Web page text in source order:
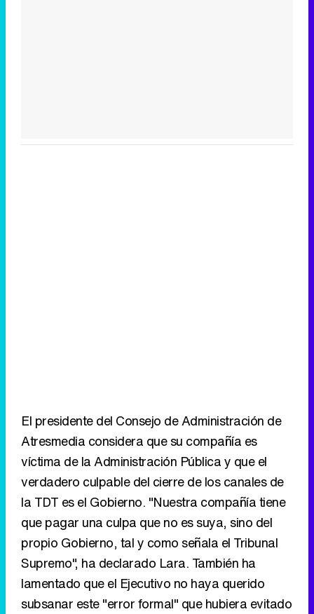
El presidente del Consejo de Administración de
Atresmedia considera que su compañía es
víctima de la Administración Pública y que el
verdadero culpable del cierre de los canales de
la TDT es el Gobierno. "Nuestra compañía tiene
que pagar una culpa que no es suya, sino del
propio Gobierno, tal y como señala el Tribunal
Supremo", ha declarado Lara. También ha
lamentado que el Ejecutivo no haya querido
subsanar este "error formal" que hubiera evitado